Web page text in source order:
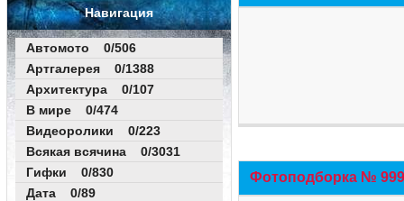
Навигация
Автомото 0/506
Артгалерея 0/1388
Архитектура 0/107
В мире 0/474
Видеоролики 0/223
Всякая всячина 0/3031
Гифки 0/830
Дата 0/89
Фотоподборка №